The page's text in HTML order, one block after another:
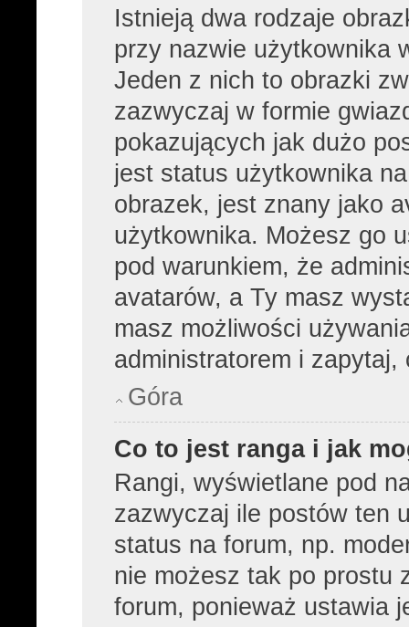
Istnieją dwa rodzaje
przy nazwie użytkownika
Jeden z nich to obrazki
zazwyczaj w formie
pokazujących jak dużo
jest status użytkownika
obrazek, jest znany jako
użytkownika. Możesz go
pod warunkiem, że
avatarów, a Ty masz
masz możliwości
administratorem i
Góra
Co to jest ranga i jak
Rangi, wyświetlane pod
zazwyczaj ile postów ten
status na forum, np.
nie możesz tak po prostu
forum, ponieważ ustawia